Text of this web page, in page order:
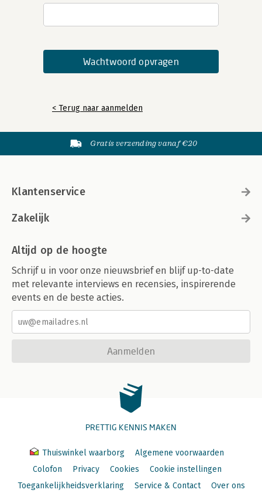
< Terug naar aanmelden
Gratis verzending vanaf €20
Klantenservice
Zakelijk
Altijd op de hoogte
Schrijf u in voor onze nieuwsbrief en blijf up-to-date
met relevante interviews en recensies, inspirerende
events en de beste acties.
Aanmelden
PRETTIG KENNIS MAKEN
Thuiswinkel waarborg
Algemene voorwaarden
Colofon
Privacy Cookies
Cookie instellingen
Toegankelijkheidsverklaring
Service & Contact Over ons